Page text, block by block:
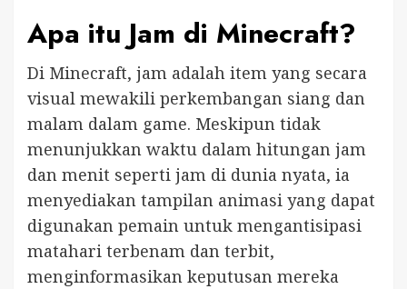
Apa itu Jam di Minecraft?
Di Minecraft, jam adalah item yang secara
visual mewakili perkembangan siang dan
malam dalam game. Meskipun tidak
menunjukkan waktu dalam hitungan jam
dan menit seperti jam di dunia nyata, ia
menyediakan tampilan animasi yang dapat
digunakan pemain untuk mengantisipasi
matahari terbenam dan terbit,
menginformasikan keputusan mereka